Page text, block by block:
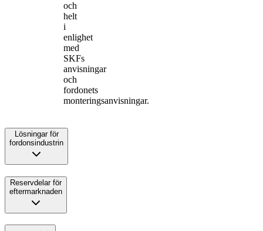
och
helt
i
enlighet
med
SKFs
anvisningar
och
fordonets
monteringsanvisningar.
Lösningar för
fordonsindustrin
Reservdelar för
eftermarknaden